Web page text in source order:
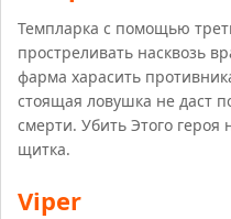
Темпларка с помощью
простреливать насквозь
фарма харасить
стоящая ловушка не даст
смерти. Убить Этого героя
щитка.
Viper